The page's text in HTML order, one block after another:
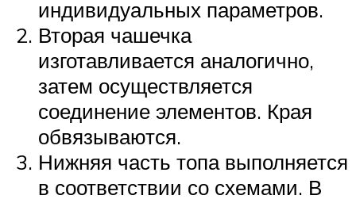
индивидуальных параметров.
Вторая чашечка
изготавливается аналогично,
затем осуществляется
соединение элементов. Края
обвязываются.
Нижняя часть топа выполняется
в соответствии со схемами. В